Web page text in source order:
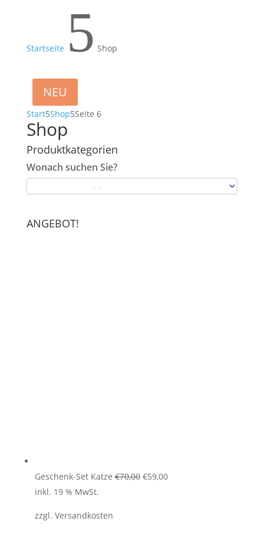
Startseite 5 Shop
Start5Shop5Seite 6
Shop
Produktkategorien
Wonach suchen Sie?
ANGEBOT!
Geschenk-Set Katze €70,00 Ursprünglicher
€59,00Aktueller
inkl. 19 % MwSt.
zzgl. Versandkosten
NEU